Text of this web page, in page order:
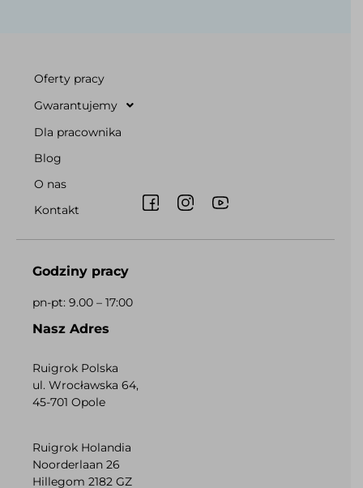
Oferty pracy
Gwarantujemy
Dla pracownika
Blog
O nas
Kontakt
Godziny pracy
pn-pt: 9.00 – 17:00
Nasz Adres
Ruigrok Polska
ul. Wrocławska 64,
45-701 Opole
Ruigrok Holandia
Noorderlaan 26
Hillegom 2182 GZ